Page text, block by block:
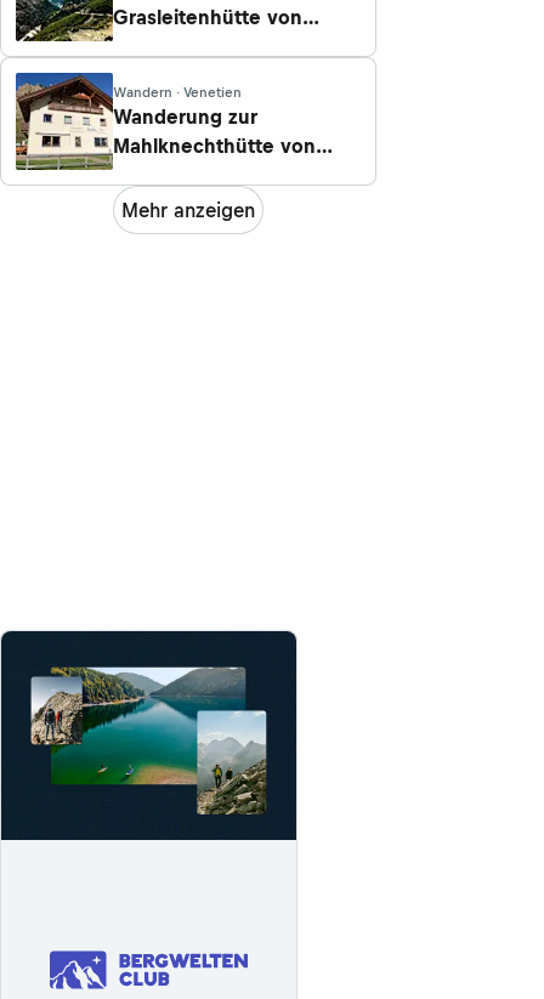
Grasleitenhütte von
Wandern · Venetien
Wanderung zur
Mahlknechthütte von
Mehr anzeigen